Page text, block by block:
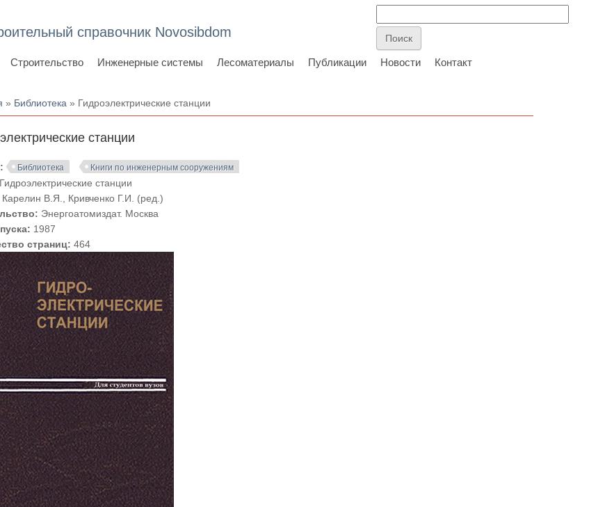
справочник Novosibdom
Строительство Инженерные системы Лесоматериалы Публикации Новости Контакт
» Библиотека » Гидроэлектрические станции
станции
Библиотека Книги по инженерным сооружениям
Гидроэлектрические станции
Карелин В.Я., Кривченко Г.И. (ред.)
Энергоатомиздат. Москва
1987
страниц:464